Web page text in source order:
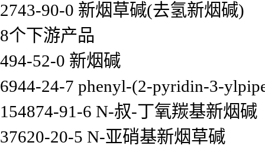
2743-90-0 新烟草碱(去氢新烟碱)
8个下游产品
494-52-0 新烟碱
6944-24-7 phenyl-(2-pyridin-3-
154874-91-6 N-叔-丁氧羰基新烟碱
37620-20-5 N-亚硝基新烟草碱